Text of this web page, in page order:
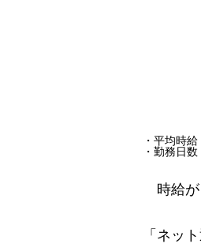
・平均時
・勤務日
時給が
「ネッ